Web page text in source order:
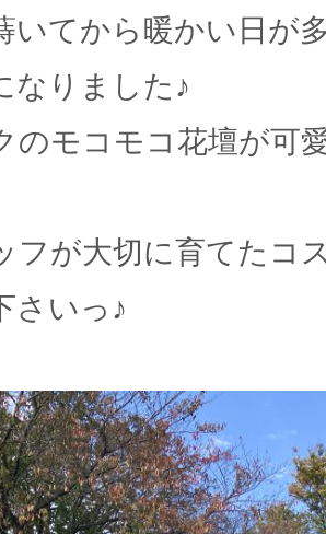
いてから暖かい日が
なりました♪
のモコモコ花壇が可
フが大切に育てたコ
さいっ♪